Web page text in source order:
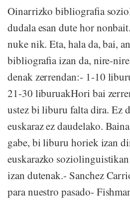
Oinarrizko bibliografia
dudala esan dute hor
nuke nik. Eta, hala da, bai,
bibliografia izan da, nire-
denak zerrendan:- 1-10
21-30 liburuakHori bai
ustez bi liburu falta dira. Ez
euskaraz ez daudelako.
gabe, bi liburu horiek izan
euskarazko
izan dutenak.- Sanchez
para nuestro pasado-